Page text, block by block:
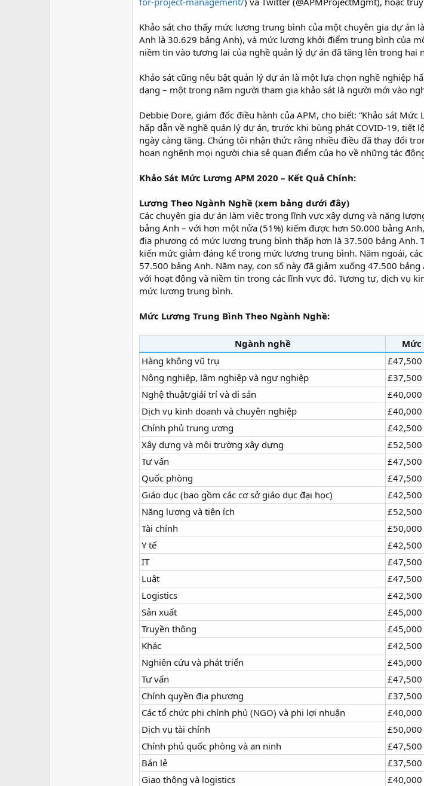
Khảo sát cho thấy mức lương trung bình của một chuyên gia dự
Anh là 30.629 bảng Anh), và mức lương khởi điểm trung bình của
niềm tin vào tương lai của nghề quản lý dự án đã tăng lên trong hai
Khảo sát cũng nêu bật quản lý dự án là một lựa chọn nghề nghiệp
dạng – một trong năm người tham gia khảo sát là người mới vào
Debbie Dore, giám đốc điều hành của APM, cho biết: “Khảo sát
hấp dẫn về nghề quản lý dự án, trước khi bùng phát COVID-19,
ngày càng tăng. Chúng tôi nhận thức rằng nhiều điều đã thay đổi
hoan nghênh mọi người chia sẻ quan điểm của họ về những tác
Khảo Sát Mức Lương APM 2020 – Kết Quả Chính:
Lương Theo Ngành Nghề (xem bảng dưới đây)
Các chuyên gia dự án làm việc trong lĩnh vực xây dựng và năng
bảng Anh – với hơn một nửa (51%) kiếm được hơn 50.000 bảng
địa phương có mức lương trung bình thấp hơn là 37.500 bảng Anh.
kiến mức giảm đáng kể trong mức lương trung bình. Năm ngoái,
57.500 bảng Anh. Năm nay, con số này đã giảm xuống 47.500
với hoạt động và niềm tin trong các lĩnh vực đó. Tương tự, dịch vụ
mức lương trung bình.
Mức Lương Trung Bình Theo Ngành Nghề:
Ngành nghề
Hàng không vũ trụ
£47,500
Nông nghiệp, lâm nghiệp và ngư nghiệp
£37,500
Nghệ thuật/giải trí và di sản
£40,000
Dịch vụ kinh doanh và chuyên nghiệp
£40,000
Chính phủ trung ương
£42,500
Xây dựng và môi trường xây dựng
£52,500
Tư vấn
£47,500
Quốc phòng
£47,500
Giáo dục (bao gồm các cơ sở giáo dục đại học)
£42,500
Năng lượng và tiện ích
£52,500
Tài chính
£50,000
Y tế
£42,500
IT
£47,500
Luật
£47,500
Logistics
£42,500
Sản xuất
£45,000
Truyền thông
£45,000
Khác
£42,500
Nghiên cứu và phát triển
£45,000
Tư vấn
£47,500
Chính quyền địa phương
£37,500
Các tổ chức phi chính phủ (NGO) và phi lợi nhuận
£40,000
Dịch vụ tài chính
£50,000
Chính phủ quốc phòng và an ninh
£47,500
Bán lẻ
£37,500
Giao thông và logistics
£40,000